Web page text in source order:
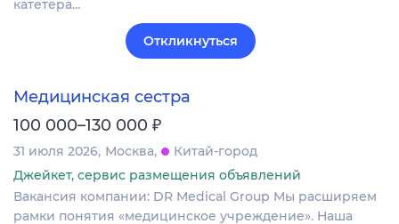
катетера…
Откликнуться
Медицинская сестра
100 000–130 000 ₽
31 июля 2026 Москва
Китай-город
Джейкет, сервис размещения объявлений
Вакансия компании: DR Medical Group Мы расширяем
рамки понятия «медицинское учреждение». Наша